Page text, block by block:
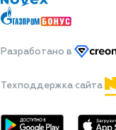
Разработано в
Техподдержка сайта